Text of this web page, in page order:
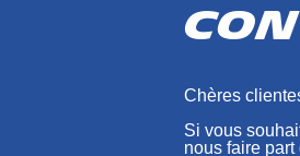
Chères
Si vous
nous faire